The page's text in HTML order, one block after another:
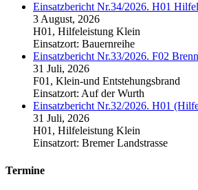
Einsatzbericht Nr.34/2026. H01
3 August, 2026
H01, Hilfeleistung Klein
Einsatzort: Bauernreihe
Einsatzbericht Nr.33/2026. F02
31 Juli, 2026
F01, Klein-und Entstehungsbrand
Einsatzort: Auf der Wurth
Einsatzbericht Nr.32/2026. H01
31 Juli, 2026
H01, Hilfeleistung Klein
Einsatzort: Bremer Landstrasse
Termine